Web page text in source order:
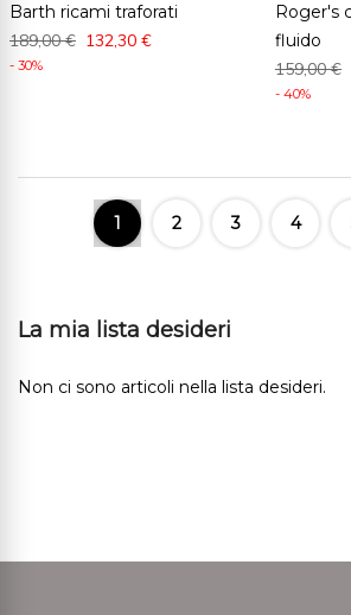
Barth ricami traforati
189,00 € 132,30 €
- 30%
Roger's
fluido
159,00 €
- 40%
1 2 3 4
La mia lista desideri
Non ci sono articoli nella lista desideri.